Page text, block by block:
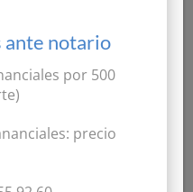
si se liquida el
del abogado,
en la notaría
ante notario
por 500
precio